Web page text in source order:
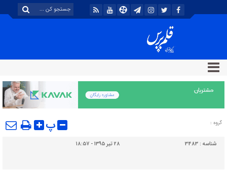
گروه : پ
شناسه : 3483 ۲۸ تیر ۱۳۹۵ - ۱۸:۵۷